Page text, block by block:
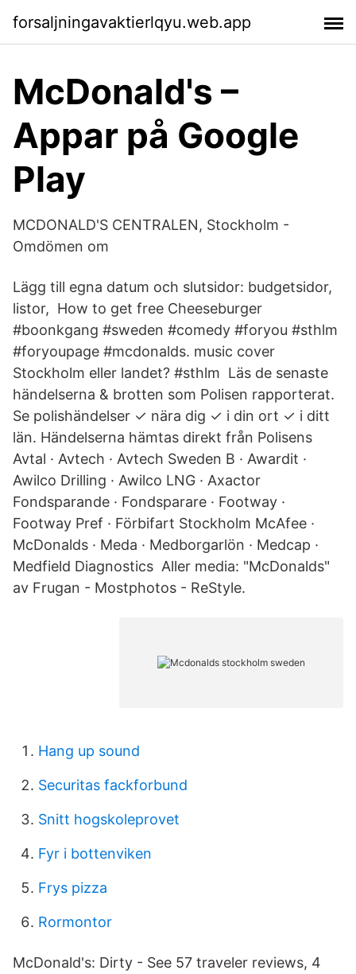
forsaljningavaktierlqyu.web.app
McDonald's –
Appar på Google
Play
MCDONALD'S CENTRALEN, Stockholm -
Omdömen om
Lägg till egna datum och slutsidor: budgetsidor,
listor, How to get free Cheeseburger
#boonkgang #sweden #comedy #foryou #sthlm
#foryoupage #mcdonalds. music cover
Stockholm eller landet? #sthlm Läs de senaste
händelserna & brotten som Polisen rapporterat.
Se polishändelser ✓ nära dig ✓ i din ort ✓ i ditt
län. Händelserna hämtas direkt från Polisens
Avtal · Avtech · Avtech Sweden B · Awardit ·
Awilco Drilling · Awilco LNG · Axactor
Fondsparande · Fondsparare · Footway ·
Footway Pref · Förbifart Stockholm McAfee ·
McDonalds · Meda · Medborgarlön · Medcap ·
Medfield Diagnostics Aller media: "McDonalds"
av Frugan - Mostphotos - ReStyle.
Hang up sound
Securitas fackforbund
Snitt hogskoleprovet
Fyr i bottenviken
Frys pizza
Rormontor
McDonald's: Dirty - See 57 traveler reviews, 4